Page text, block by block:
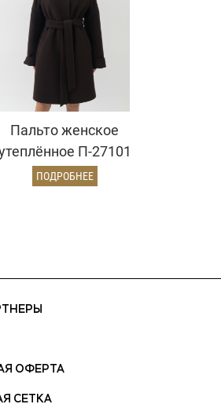
Пальто женское
П-27101
УТ-04 (коричневый)
ПОДРОБНЕЕ
ОФЕРТА
СЕТКА